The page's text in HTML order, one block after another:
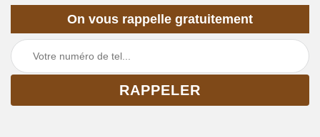
On vous rappelle gratuitement